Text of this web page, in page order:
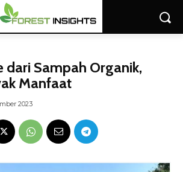
dari Sampah Organik,
Manfaat
2023